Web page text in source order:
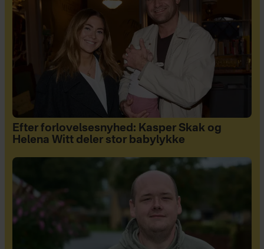
Efter forlovelsesnyhed: Kasper Skak og
Helena Witt deler stor babylykke